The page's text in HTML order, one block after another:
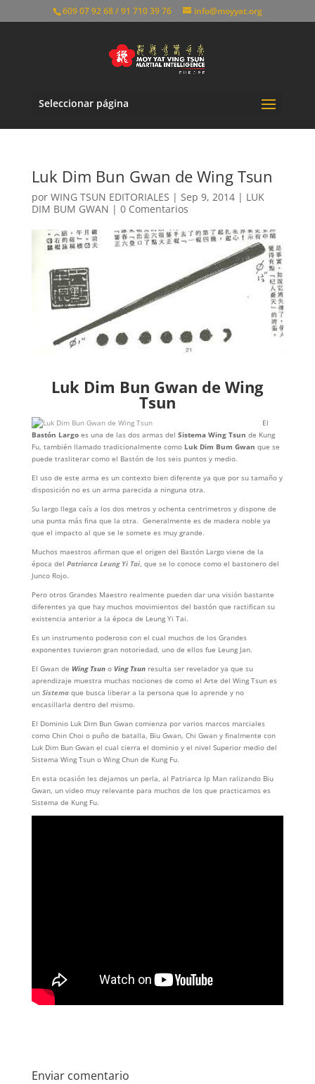
609 07 92 68 / 91 710 39 76 info@moyyat.org
Seleccionar página
Luk Dim Bun Gwan de Wing Tsun
por WING TSUN EDITORIALES | Sep 9, 2014| LUK
DIM BUM GWAN | 0 Comentarios
Luk Dim Bun Gwan de Wing
Tsun
El
Bastón Largoes una de las dos armas del Sistema Wing Tsun de Kung
Fu, también llamado tradicionalmente como Luk Dim Bum Gwan que se
puede trasliterar como el Bastón de los seis puntos y medio.
El uso de este arma es un contexto bien diferente ya que por su tamaño y
disposición no es un arma parecida a ninguna otra.
Su largo llega caís a los dos metros y ochenta centrimetros y dispone de
una punta más fina que la otra. Generalmente es de madera noble ya
que el impacto al que se le somete es muy grande.
Muchos maestros afirman que el origen del Bastón Largo viene de la
época del Patriarca Leung Yi Tai, que se lo conoce como el bastonero del
Junco Rojo.
Pero otros Grandes Maestro realmente pueden dar una visión bastante
diferentes ya que hay muchos movimientos del bastón que ractifican su
existencia anterior a la época de Leung Yi Tai.
Es un instrumento poderoso con el cual muchos de los Grandes
exponentes tuvieron gran notoriedad, uno de ellos fue Leung Jan.
El Gwan de Wing Tsuno Ving Tsunresulta ser revelador ya que su
aprendizaje muestra muchas nociones de como el Arte del Wing Tsun es
un Sistemaque busca liberar a la persona que lo aprende y no
encasillarla dentro del mismo.
El Dominio Luk Dim Bun Gwan comienza por varios marcos marciales
como Chin Choi o puño de batalla, Biu Gwan, Chi Gwan y finalmente con
Luk Dim Bun Gwan el cual cierra el dominio y el nivel Superior medio del
Sistema Wing Tsun o Wing Chun de Kung Fu.
En esta ocasión les dejamos un perla, al Patriarca Ip Man ralizando Biu
Gwan, un video muy relevante para muchos de los que practicamos es
Sistema de Kung Fu.
Enviar comentario